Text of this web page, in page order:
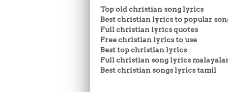
Top old christian song lyrics
Best christian lyrics to popular
Full christian lyrics quotes
Free christian lyrics to use
Best top christian lyrics
Full christian song lyrics
Best christian songs lyrics tamil